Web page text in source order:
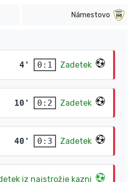
Námestovo
4' 0:1 Zadetek
10' 0:2 Zadetek
40' 0:3 Zadetek
iz najstrožje kazni